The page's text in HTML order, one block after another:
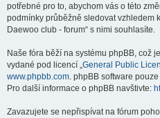
potřebné pro to, abychom vás o této
podmínky průběžně sledovat vzhledem
Daewoo club - forum“ s nimi souhlasíte.
Naše fóra běží na systému phpBB, což
vydané pod licencí „General Public
www.phpbb.com. phpBB software
Pro další informace o phpBB navštivte:
Zavazujete se nepřispívat na fórum